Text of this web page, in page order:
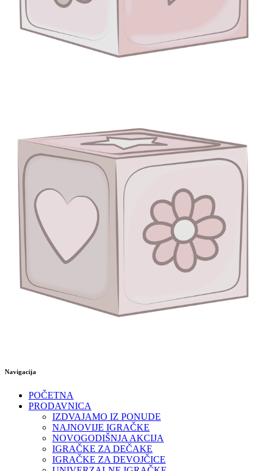
Navigacija
POČETNA
PRODAVNICA
IZDVAJAMO IZ PONUDE
NAJNOVIJE IGRAČKE
NOVOGODIŠNJA AKCIJA
IGRAČKE ZA DEČAKE
IGRAČKE ZA DEVOJČICE